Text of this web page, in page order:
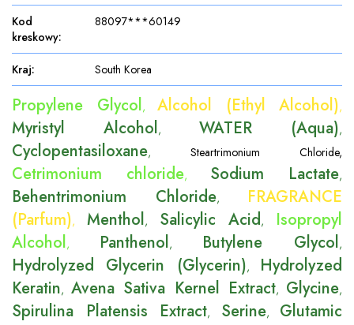
Kod
kreskowy:
88097***60149
Kraj: South Korea
Propylene Glycol, Alcohol (Ethyl Alcohol),
Myristyl Alcohol, WATER (Aqua),
Cyclopentasiloxane, Steartrimonium Chloride,
Cetrimonium chloride, Sodium Lactate,
Behentrimonium Chloride, FRAGRANCE
(Parfum), Menthol, Salicylic Acid, Isopropyl
Alcohol, Panthenol, Butylene Glycol,
Hydrolyzed Glycerin (Glycerin), Hydrolyzed
Keratin,Avena Sativa Kernel Extract, Glycine,
Spirulina Platensis Extract, Serine, Glutamic